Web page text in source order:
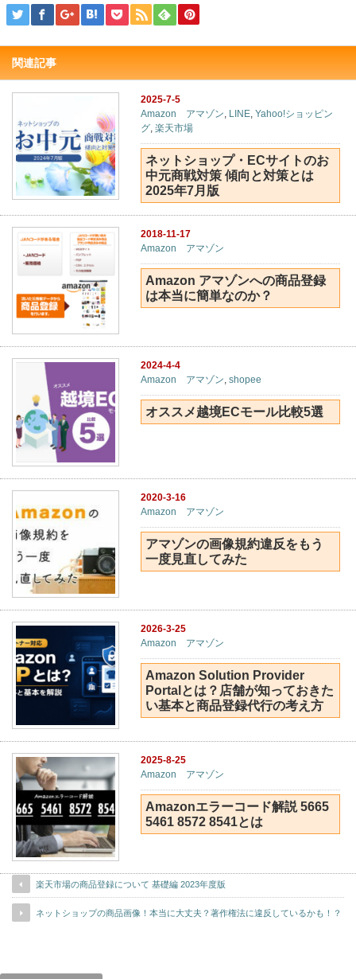
関連記事
2025-7-5
Amazon アマゾン LINE ,Yahoo!ショッピン
グ ,楽天市場
ネットショップ・ECサイトのお
中元商戦対策 傾向と対策とは
2025年7月版
2018-11-17
Amazon アマゾン
Amazon アマゾンへの商品登録
は本当に簡単なのか？
2024-4-4
Amazon アマゾン,shopee
オススメ越境ECモール比較5選
2020-3-16
Amazon アマゾン
アマゾンの画像規約違反をもう
一度見直してみた
2026-3-25
Amazon アマゾン
Amazon Solution Provider
Portalとは？店舗が知っておきた
い基本と商品登録代行の考え方
2025-8-25
Amazon アマゾン
Amazonエラーコード解説 5665
5461 8572 8541とは
楽天市場の商品登録について 基礎編 2023年度版
ネットショップの商品画像！本当に大丈夫？著作権法に違反しているかも！？